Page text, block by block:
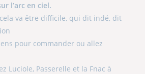
l’arc en ciel.
va être difficile, qui dit indé, dit
pour commander ou allez
Luciole, Passerelle et la Fnac à